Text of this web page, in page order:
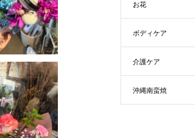
お花
ボディケア
介護ケア
沖縄南蛮焼